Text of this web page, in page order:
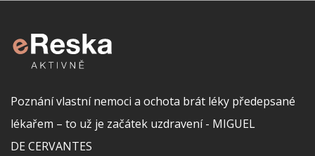
Poznání vlastní nemoci a ochota brát léky předepsané
lékařem – to už je začátek uzdravení - MIGUEL
DE CERVANTES